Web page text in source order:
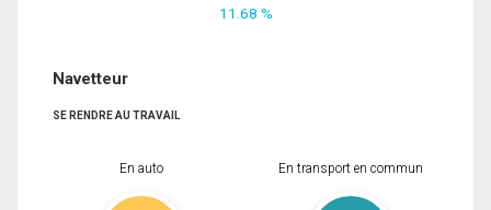
11.68 %
Navetteur
SE RENDRE AU TRAVAIL
En auto En transport en commun